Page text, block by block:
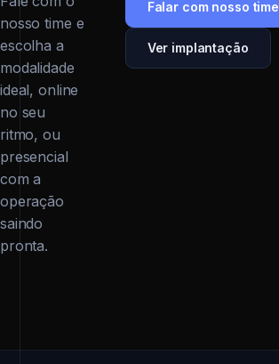
nosso time e
escolha a
modalidade
ideal, online
no seu
ritmo, ou
presencial
com a
operação
saindo
pronta.
Falar com nosso time
Ver implantação